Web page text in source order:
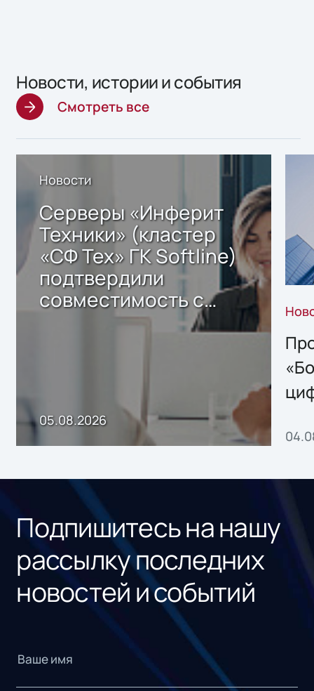
Новости, истории и события
Смотреть все
Новости
Серверы «Инферит
Техники» (кластер
«СФ Тех» ГК Softline)
подтвердили
совместимость с
решением Sharx
05.08.2026
Подпишитесь на нашу
рассылку последних
новостей и событий